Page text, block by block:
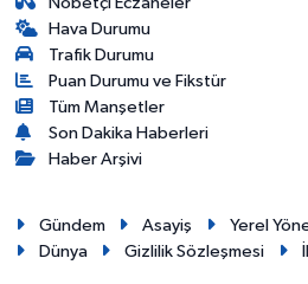
Hava Durumu
Trafik Durumu
Puan Durumu ve Fikstür
Tüm Manşetler
Son Dakika Haberleri
Haber Arşivi
Gündem Asayiş Yerel
Dünya
Gizlilik Sözleşmesi